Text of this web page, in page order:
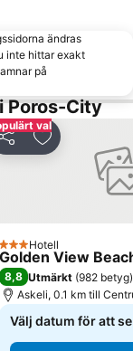
ändras
inte hittar exakt
på
Poros-City
val
Dela Lägg till i
3 Stjärnor
Hotell
Golden View
8,8 Utmärkt (982 betyg)
Askeli, 0.1 km till
Välj datum för att